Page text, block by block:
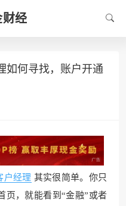
财经
如何寻找，账户开通
户经理 其实很简单。你只
页，就能看到“金融”或者